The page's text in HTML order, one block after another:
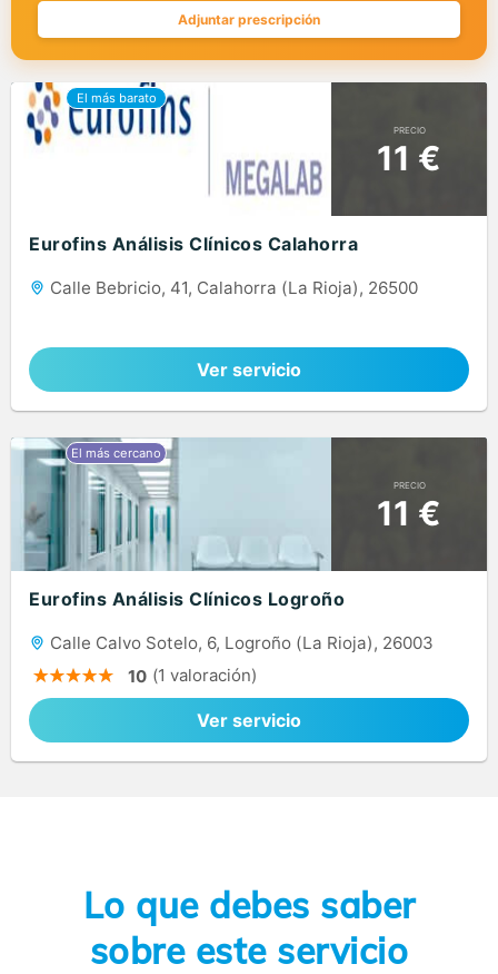
Adjuntar prescripción
PRECIO
11 €
Eurofins Análisis Clínicos Calahorra
Calle Bebricio, 41, Calahorra (La Rioja), 26500
Ver servicio
PRECIO
11 €
Eurofins Análisis Clínicos Logroño
Calle Calvo Sotelo, 6, Logroño (La Rioja), 26003
10 (1 valoración)
Ver servicio
Lo que debes saber
sobre este servicio